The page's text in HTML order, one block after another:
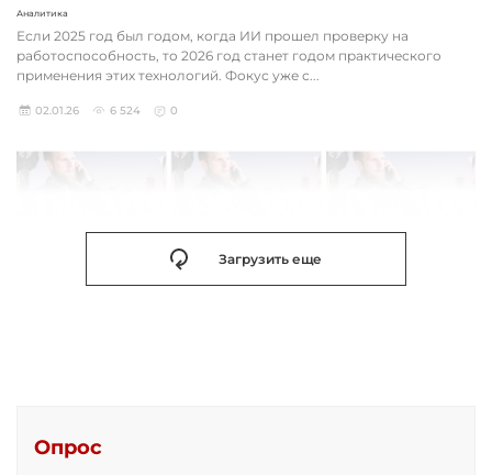
Аналитика
Если 2025 год был годом, когда ИИ прошел проверку на
работоспособность, то 2026 год станет годом практического
применения этих технологий. Фокус уже с...
02.01.26 6 524 0
Загрузить еще
Опрос